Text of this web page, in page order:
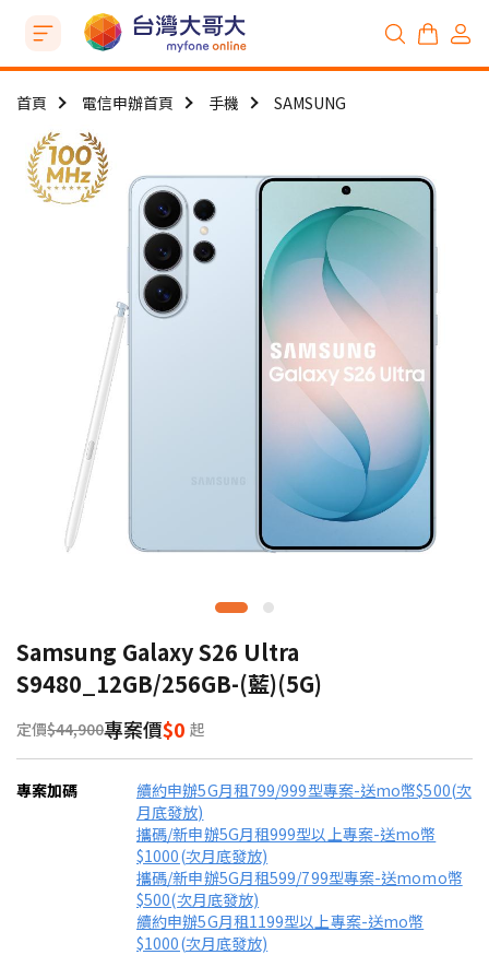
首頁 電信申辦首頁 手機 SAMSUNG
Samsung Galaxy S26 Ultra
S9480_12GB/256GB-(藍)(5G)
定價$44,900專案價$0 起
專案加碼
續約申辦5G月租799/999型專案-送mo幣$500(次
月底發放)
攜碼/新申辦5G月租999型以上專案-送mo幣
$1000(次月底發放)
攜碼/新申辦5G月租599/799型專案-送momo幣
$500(次月底發放)
續約申辦5G月租1199型以上專案-送mo幣
$1000(次月底發放)